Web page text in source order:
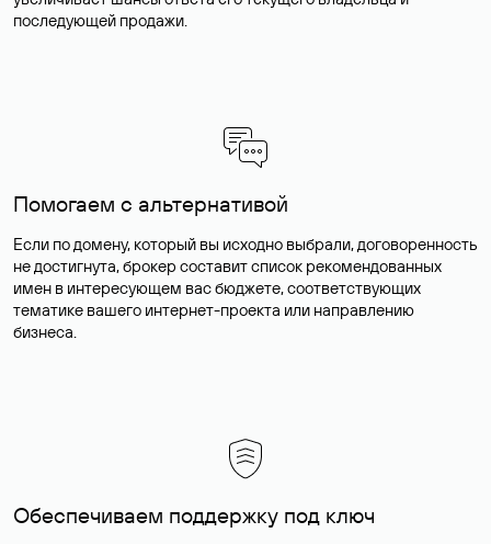
последующей продажи.
Помогаем с альтернативой
Если по домену, который вы исходно выбрали, договоренность
не достигнута, брокер составит список рекомендованных
имен в интересующем вас бюджете, соответствующих
тематике вашего интернет-проекта или направлению
бизнеса.
Обеспечиваем поддержку под ключ